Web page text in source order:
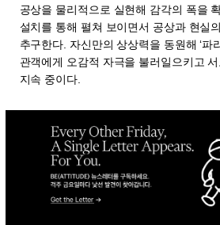
공상을 물리적으로 실현해 감각의 폭을
설치를 통해 펼쳐 보이면서 공상과 현실
추구한다. 자신만의 상상력을 동원해 ‘파
관객에게 오감적 자극을 불러일으키고
지속 중이다.